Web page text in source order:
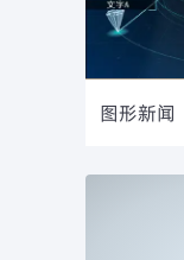
图形新闻